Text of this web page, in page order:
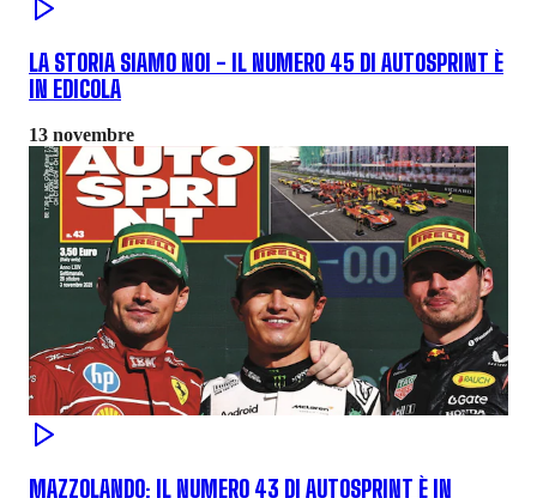
LA STORIA SIAMO NOI - IL NUMERO 45 DI AUTOSPRINT È
IN EDICOLA
13 novembre
MAZZOLANDO: IL NUMERO 43 DI AUTOSPRINT È IN